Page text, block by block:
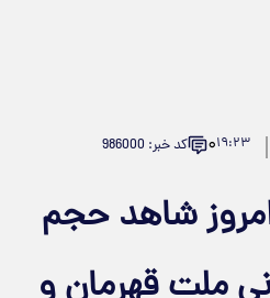
۱۹:۲۳۰ کد خبر: 986000
شاهد حجم